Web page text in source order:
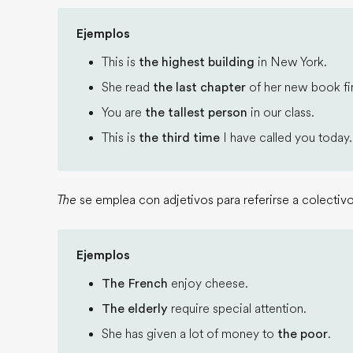
Ejemplos
This is the highest building in New York.
She read the last chapter of her new book
You are the tallest person in our class.
This is the third time I have called you today.
The se emplea con adjetivos para referirse a
Ejemplos
The French enjoy cheese.
The elderly require special attention.
She has given a lot of money to the poor.